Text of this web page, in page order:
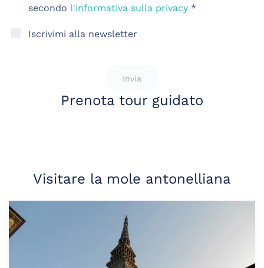
secondo l'informativa sulla privacy *
Iscrivimi alla newsletter
Invia
Prenota tour guidato
Visitare la mole antonelliana